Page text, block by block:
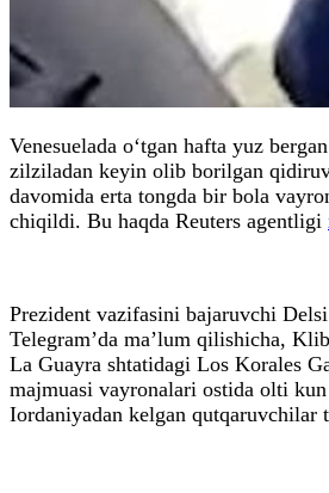
Venesuelada o‘tgan hafta yuz
zilziladan keyin olib borilgan
davomida erta tongda bir bola
chiqildi. Bu haqda Reuters agentligi
Prezident vazifasini bajaruvchi
Telegram’da ma’lum qilishicha,
La Guayra shtatidagi Los Korales
majmuasi vayronalari ostida olti kun
Iordaniyadan kelgan qutqaruvchilar